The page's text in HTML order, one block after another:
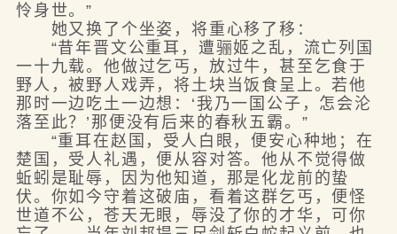
怜身世。”
她又换了个坐姿，将重心移了移：
“昔年晋文公重耳，遭骊姬之乱，流亡列国
一十九载。他做过乞丐，放过牛，甚至乞食于
野人，被野人戏弄，将土块当饭食呈上。若他
那时一边吃土一边想：‘我乃一国公子，怎会沦
落至此？’那便没有后来的春秋五霸。”
“重耳在赵国，受人白眼，便安心种地；在
楚国，受人礼遇，便从容对答。他从不觉得做
蚯蚓是耻辱，因为他知道，那是化龙前的蛰
伏。你如今守着这破庙，看着这群乞丐，便怪
世道不公，苍天无眼，辱没了你的才华，可你